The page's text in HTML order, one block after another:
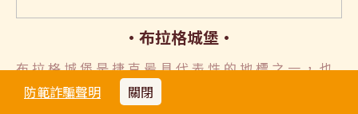
防範詐騙聲明 關閉
布拉格城堡
布拉格城堡是捷克最具代表性的地標之一，也
是世界最大古城堡群之一。自9世紀以來，它